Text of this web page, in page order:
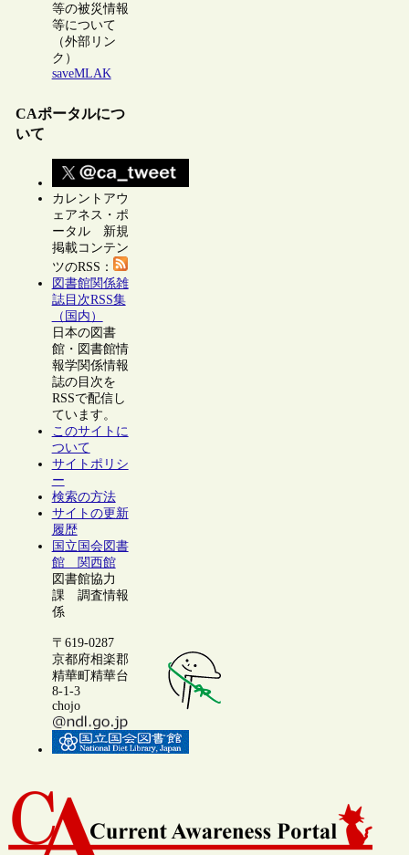
等の被災情報
等について
（外部リン
ク）
saveMLAK
CAポータルにつ
いて
カレントアウ
ェアネス・ポ
ータル 新規
掲載コンテン
ツのRSS：
図書館関係雑
誌目次RSS集
（国内）
日本の図書
館・図書館情
報学関係情報
誌の目次を
RSSで配信し
ています。
このサイトに
ついて
サイトポリシ
ー
検索の方法
サイトの更新
履歴
国立国会図書
館 関西館
図書館協力
課 調査情報
係
〒619-0287
京都府相楽郡
精華町精華台
8-1-3
chojo